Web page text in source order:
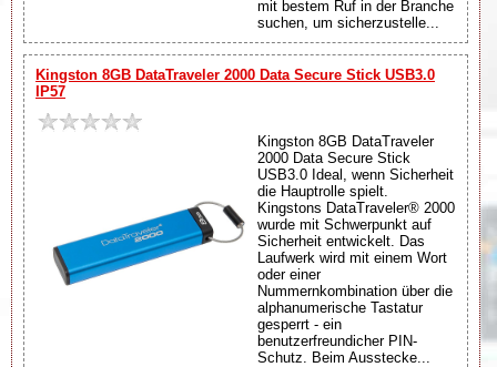
mit bestem Ruf in der Branche
suchen, um sicherzustelle...
Kingston 8GB DataTraveler 2000 Data Secure Stick USB3.0
IP57
Kingston 8GB DataTraveler
2000 Data Secure Stick
USB3.0 Ideal, wenn Sicherheit
die Hauptrolle spielt.
Kingstons DataTraveler® 2000
wurde mit Schwerpunkt auf
Sicherheit entwickelt. Das
Laufwerk wird mit einem Wort
oder einer
Nummernkombination über die
alphanumerische Tastatur
gesperrt - ein
benutzerfreundicher PIN-
Schutz. Beim Ausstecke...